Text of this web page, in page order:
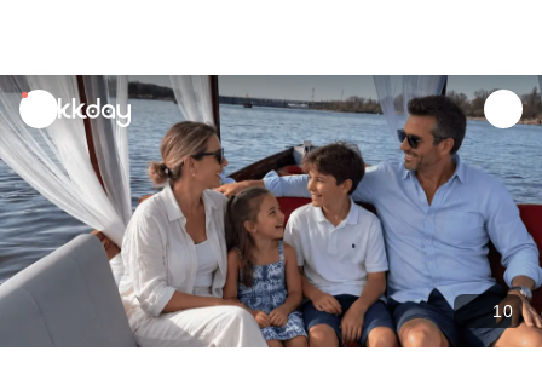
unread
notifications
10